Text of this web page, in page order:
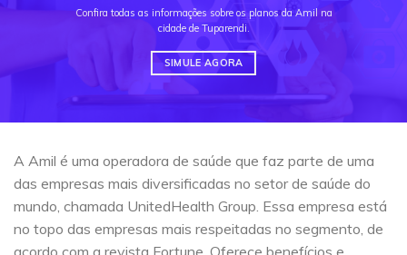
Confira todas as informações sobre os planos da Amil na
cidade de Tuparendi.
SIMULE AGORA
A Amil é uma operadora de saúde que faz parte de uma
das empresas mais diversificadas no setor de saúde do
mundo, chamada UnitedHealth Group. Essa empresa está
no topo das empresas mais respeitadas no segmento, de
acordo com a revista Fortune. Oferece benefícios e